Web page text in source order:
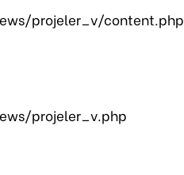
projeler_v/content.php
projeler_v.php